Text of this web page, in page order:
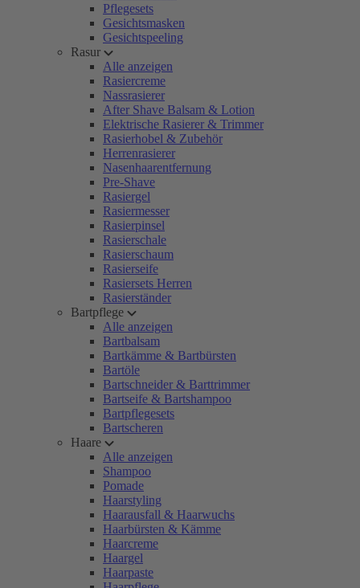
Pflegesets
Gesichtsmasken
Gesichtspeeling
Rasur
Alle anzeigen
Rasiercreme
Nassrasierer
After Shave Balsam & Lotion
Elektrische Rasierer & Trimmer
Rasierhobel & Zubehör
Herrenrasierer
Nasenhaarentfernung
Pre-Shave
Rasiergel
Rasiermesser
Rasierpinsel
Rasierschale
Rasierschaum
Rasierseife
Rasiersets Herren
Rasierständer
Bartpflege
Alle anzeigen
Bartbalsam
Bartkämme & Bartbürsten
Bartöle
Bartschneider & Barttrimmer
Bartseife & Bartshampoo
Bartpflegesets
Bartscheren
Haare
Alle anzeigen
Shampoo
Pomade
Haarstyling
Haarausfall & Haarwuchs
Haarbürsten & Kämme
Haarcreme
Haargel
Haarpaste